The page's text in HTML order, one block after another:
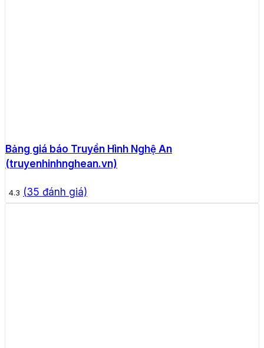
Bảng giá báo Truyền Hình Nghệ An
(truyenhinhnghean.vn)
4.3 (35 đánh giá)